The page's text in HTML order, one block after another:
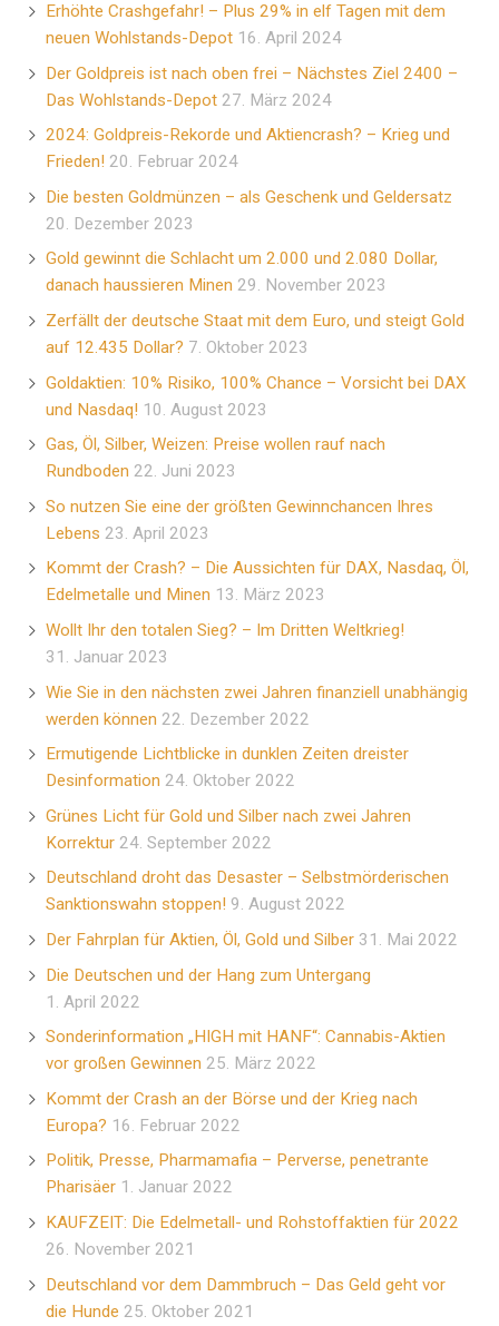
Erhöhte Crashgefahr! – Plus 29% in elf Tagen mit dem
neuen Wohlstands-Depot 16. April 2024
Der Goldpreis ist nach oben frei – Nächstes Ziel 2400 –
Das Wohlstands-Depot 27. März 2024
2024: Goldpreis-Rekorde und Aktiencrash? – Krieg und
Frieden! 20. Februar 2024
Die besten Goldmünzen – als Geschenk und Geldersatz
20. Dezember 2023
Gold gewinnt die Schlacht um 2.000 und 2.080 Dollar,
danach haussieren Minen 29. November 2023
Zerfällt der deutsche Staat mit dem Euro, und steigt Gold
auf 12.435 Dollar? 7. Oktober 2023
Goldaktien: 10% Risiko, 100% Chance – Vorsicht bei DAX
und Nasdaq! 10. August 2023
Gas, Öl, Silber, Weizen: Preise wollen rauf nach
Rundboden 22. Juni 2023
So nutzen Sie eine der größten Gewinnchancen Ihres
Lebens 23. April 2023
Kommt der Crash? – Die Aussichten für DAX, Nasdaq, Öl,
Edelmetalle und Minen 13. März 2023
Wollt Ihr den totalen Sieg? – Im Dritten Weltkrieg!
31. Januar 2023
Wie Sie in den nächsten zwei Jahren finanziell unabhängig
werden können 22. Dezember 2022
Ermutigende Lichtblicke in dunklen Zeiten dreister
Desinformation 24. Oktober 2022
Grünes Licht für Gold und Silber nach zwei Jahren
Korrektur 24. September 2022
Deutschland droht das Desaster – Selbstmörderischen
Sanktionswahn stoppen! 9. August 2022
Der Fahrplan für Aktien, Öl, Gold und Silber 31. Mai 2022
Die Deutschen und der Hang zum Untergang
1. April 2022
Sonderinformation „HIGH mit HANF“: Cannabis-Aktien
vor großen Gewinnen 25. März 2022
Kommt der Crash an der Börse und der Krieg nach
Europa? 16. Februar 2022
Politik, Presse, Pharmamafia – Perverse, penetrante
Pharisäer 1. Januar 2022
KAUFZEIT: Die Edelmetall- und Rohstoffaktien für 2022
26. November 2021
Deutschland vor dem Dammbruch – Das Geld geht vor
die Hunde 25. Oktober 2021